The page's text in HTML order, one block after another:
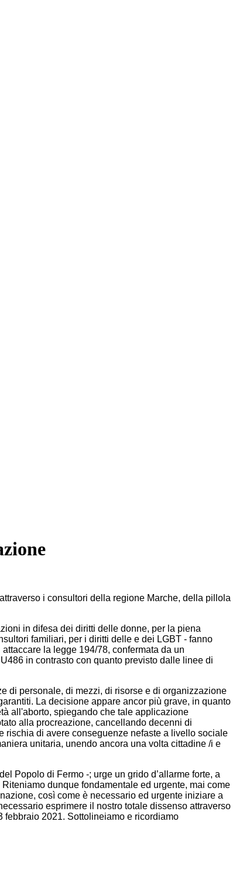
i consultori della regione Marche, della pillola
in difesa dei diritti delle donne, per la piena
familiari, per i diritti delle e dei LGBT - fanno
la legge 194/78, confermata da un
in contrasto con quanto previsto dalle linee di
di personale, di mezzi, di risorse e di organizzazione
La decisione appare ancor più grave, in quanto
all'aborto, spiegando che tale applicazione
alla procreazione, cancellando decenni di
rischia di avere conseguenze nefaste a livello sociale
unitaria, unendo ancora una volta cittadine /i e
Popolo di Fermo -; urge un grido d’allarme forte, a
dunque fondamentale ed urgente, mai come
così come è necessario ed urgente iniziare a
esprimere il nostro totale dissenso attraverso
febbraio 2021. Sottolineiamo e ricordiamo